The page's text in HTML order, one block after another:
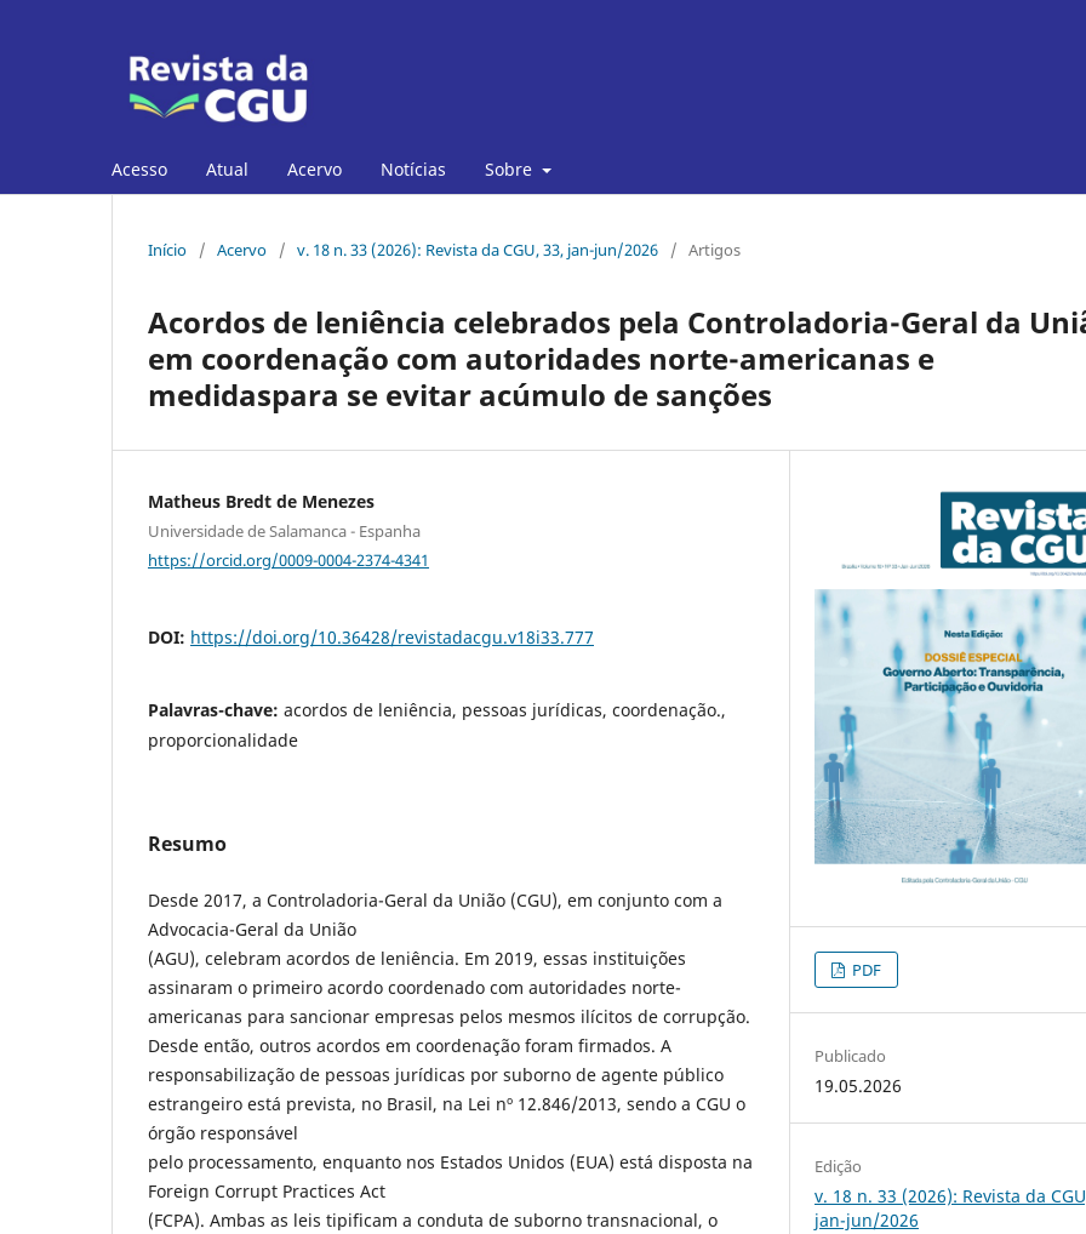
Acesso Atual Acervo Notícias Sobre
Início / Acervo / v. 18 n. 33 (2026): Revista da CGU, 33, jan-jun/2026 / Artigos
Acordos de leniência celebrados pela Controladoria-Geral da
em coordenação com autoridades norte-americanas e
medidaspara se evitar acúmulo de sanções
Matheus Bredt de Menezes
Universidade de Salamanca - Espanha
https://orcid.org/0009-0004-2374-4341
DOI: https://doi.org/10.36428/revistadacgu.v18i33.777
Palavras-chave: acordos de leniência, pessoas jurídicas, coordenação.,
proporcionalidade
Resumo
Desde 2017, a Controladoria-Geral da União (CGU), em conjunto com a
Advocacia-Geral da União
(AGU), celebram acordos de leniência. Em 2019, essas instituições
assinaram o primeiro acordo coordenado com autoridades norte-
americanas para sancionar empresas pelos mesmos ilícitos de corrupção.
Desde então, outros acordos em coordenação foram firmados. A
responsabilização de pessoas jurídicas por suborno de agente público
estrangeiro está prevista, no Brasil, na Lei nº 12.846/2013, sendo a CGU o
órgão responsável
pelo processamento, enquanto nos Estados Unidos (EUA) está disposta na
Foreign Corrupt Practices Act
(FCPA). Ambas as leis tipificam a conduta de suborno transnacional, o
PDF
Publicado
19.05.2026
Edição
v. 18 n. 33 (2026): Revista da
jan-jun/2026